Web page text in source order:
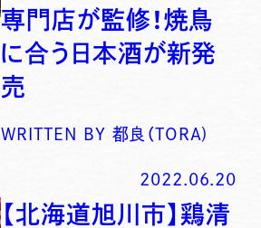
専門店が監修！焼鳥
に合う日本酒が新発
売
WRITTEN BY 都良（TORA)
2022.06.20
【北海道旭川市】鶏清